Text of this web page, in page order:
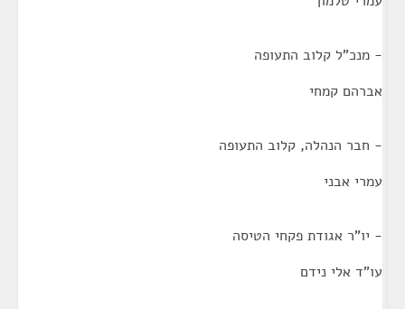
- מנכ"ל קלוב התעופה
אברהם קמחי
- חבר הנהלה, קלוב התעופה
עמרי אבני
- יו"ר אגודת פקחי הטיסה
עו"ד אלי נידם